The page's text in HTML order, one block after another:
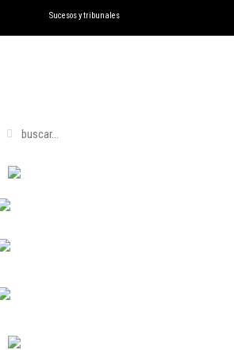
Sucesos y tribunales